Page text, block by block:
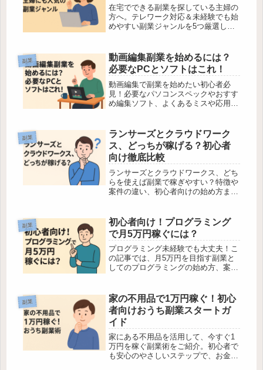
在宅でできる副業を探している主婦の
方へ。テレワーク対応＆未経験でも始
めやすい副業ジャンルを5つ厳選して
副業
動画編集副業を始めるには？
必要なPCとソフトはこれ！
動画編集で副業を始めたい初心者必
見！必要なパソコンスペックやおすす
め編集ソフト、よくあるミスや応用テ
副業
ランサーズとクラウドワーク
ス、どっちが稼げる？初心者
向け徹底比較
ランサーズとクラウドワークス、どち
らを使えば副業で稼ぎやすい？特徴や
案件の違い、初心者向けの始め方まで
副業
初心者向け！プログラミング
で月5万円稼ぐには？
プログラミング未経験でも大丈夫！こ
の記事では、月5万円を目指す副業と
してのプログラミングの始め方、案件
やしたいあなたにぴったりの内容で
す。
副業
家の不用品で1万円稼ぐ！初心
者向けおうち副業スタートガ
イド
家にある不用品を活用して、今すぐ1
万円を稼ぐ副業術をご紹介。初心者で
も安心のやさしいステップで、お金と